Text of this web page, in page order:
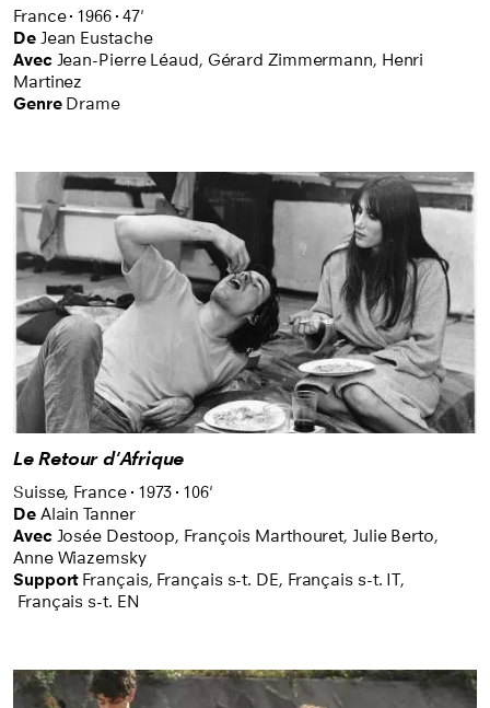
France 1966 47'
De Jean Eustache
Avec Jean-Pierre Léaud, Gérard Zimmermann, Henri
Martinez
Genre Drame
Le Retour d'Afrique
Suisse, France 1973 106'
De Alain Tanner
Avec Josée Destoop, François Marthouret, Julie Berto,
Anne Wiazemsky
Support Français, Français s-t. DE, Français s-t. IT,
Français s-t. EN